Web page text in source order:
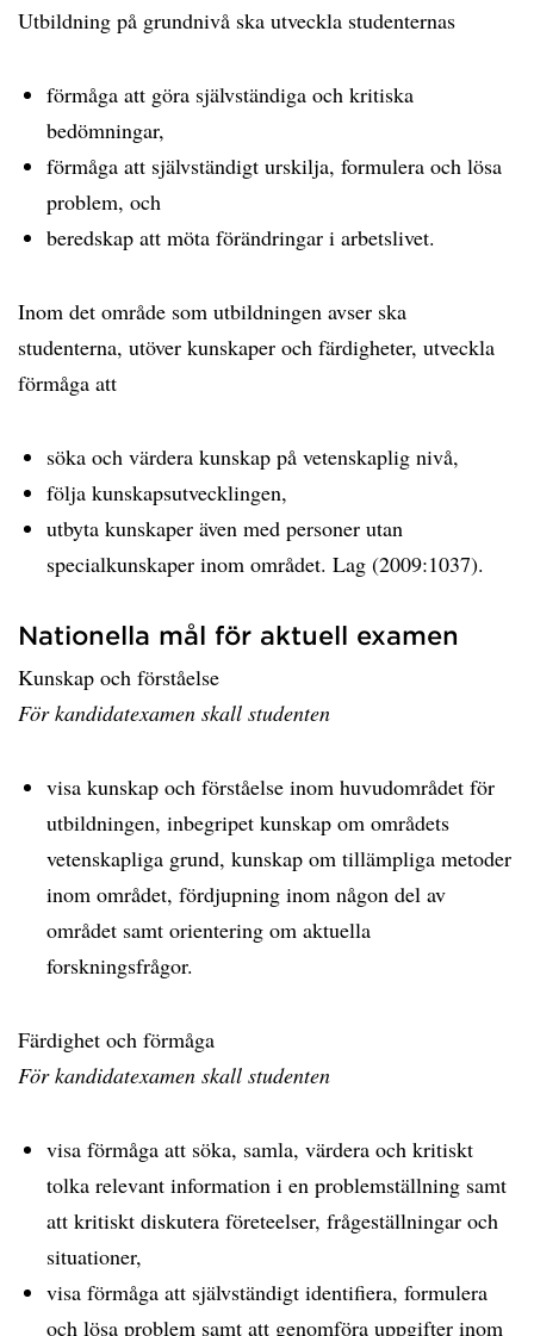
Utbildning på grundnivå ska utveckla studenternas
förmåga att göra självständiga och kritiska
bedömningar,
förmåga att självständigt urskilja, formulera och lösa
problem, och
beredskap att möta förändringar i arbetslivet.
Inom det område som utbildningen avser ska
studenterna, utöver kunskaper och färdigheter, utveckla
förmåga att
söka och värdera kunskap på vetenskaplig nivå,
följa kunskapsutvecklingen,
utbyta kunskaper även med personer utan
specialkunskaper inom området. Lag (2009:1037).
Nationella mål för aktuell examen
Kunskap och förståelse
För kandidatexamen skall studenten
visa kunskap och förståelse inom huvudområdet för
utbildningen, inbegripet kunskap om områdets
vetenskapliga grund, kunskap om tillämpliga metoder
inom området, fördjupning inom någon del av
området samt orientering om aktuella
forskningsfrågor.
Färdighet och förmåga
För kandidatexamen skall studenten
visa förmåga att söka, samla, värdera och kritiskt
tolka relevant information i en problemställning samt
att kritiskt diskutera företeelser, frågeställningar och
situationer,
visa förmåga att självständigt identifiera, formulera
och lösa problem samt att genomföra uppgifter inom